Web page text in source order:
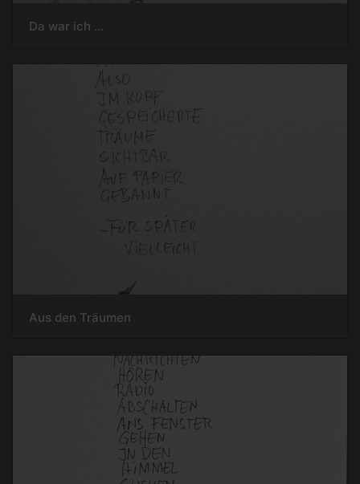
Da war ich ...
Aus den Träumen